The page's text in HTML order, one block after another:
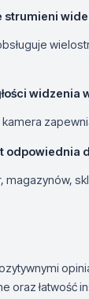
strumieni
widzenia
magazynów,
oraz łatwość